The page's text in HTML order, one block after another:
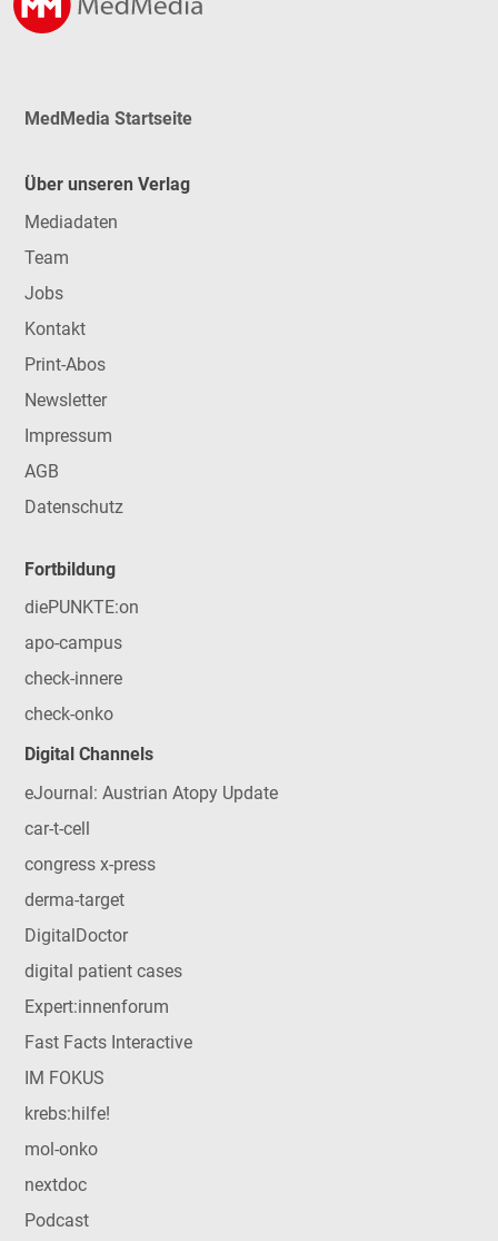
MedMedia Startseite
Über unseren Verlag
Mediadaten
Team
Jobs
Kontakt
Print-Abos
Newsletter
Impressum
AGB
Datenschutz
Fortbildung
diePUNKTE:on
apo-campus
check-innere
check-onko
Digital Channels
eJournal: Austrian Atopy Update
car-t-cell
congress x-press
derma-target
DigitalDoctor
digital patient cases
Expert:innenforum
Fast Facts Interactive
IM FOKUS
krebs:hilfe!
mol-onko
nextdoc
Podcast